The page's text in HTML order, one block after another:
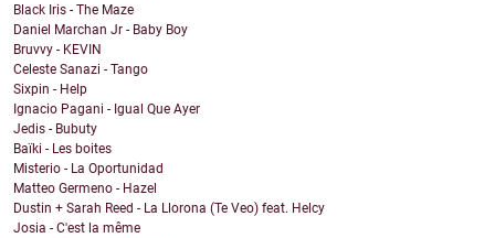
Black Iris - The Maze
Daniel Marchan Jr - Baby Boy
Bruvvy - KEVIN
Celeste Sanazi - Tango
Sixpin - Help
Ignacio Pagani - Igual Que Ayer
Jedis - Bubuty
Baïki - Les boites
Misterio - La Oportunidad
Matteo Germeno - Hazel
Dustin + Sarah Reed - La Llorona (Te Veo) feat. Helcy
Josia - C'est la même